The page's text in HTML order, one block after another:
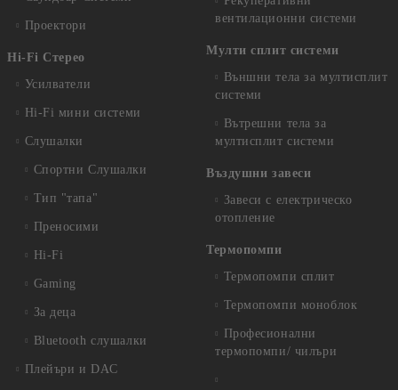
Проектори
Hi-Fi Стерео
Усилватели
Hi-Fi мини системи
Слушалки
Спортни Слушалки
Тип "тапа"
Преносими
Hi-Fi
Gaming
За деца
Bluetooth слушалки
Плейъри и DAC
вентилационни системи
Мулти сплит системи
Външни тела за мултисплит
системи
Вътрешни тела за
мултисплит системи
Въздушни завеси
Завеси с електрическо
отопление
Термопомпи
Термопомпи сплит
Термопомпи моноблок
Професионални
термопомпи/ чилъри